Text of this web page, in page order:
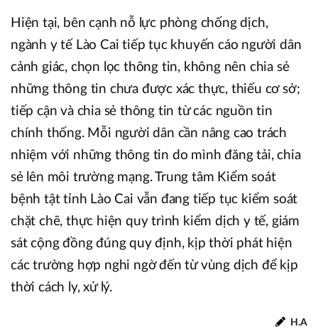
Hiện tại, bên cạnh nỗ lực phòng chống dịch,
ngành y tế Lào Cai tiếp tục khuyến cáo người dân
cảnh giác, chọn lọc thông tin, không nên chia sẻ
những thông tin chưa được xác thực, thiếu cơ sở;
tiếp cận và chia sẻ thông tin từ các nguồn tin
chính thống. Mỗi người dân cần nâng cao trách
nhiệm với những thông tin do mình đăng tải, chia
sẻ lên môi trường mạng. Trung tâm Kiểm soát
bệnh tật tỉnh Lào Cai vẫn đang tiếp tục kiểm soát
chặt chẽ, thực hiện quy trình kiểm dịch y tế, giám
sát cộng đồng đúng quy định, kịp thời phát hiện
các trường hợp nghi ngờ đến từ vùng dịch để kịp
thời cách ly, xử lý.
H.A